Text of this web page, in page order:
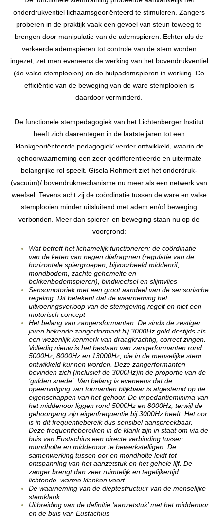
onderdrukventiel lichaamsgeoriënteerd te stimuleren. Zangers
proberen in de praktijk vaak een gevoel van steun teweeg te
brengen door manipulatie van de ademspieren. Echter als de
verkeerde ademspieren tot controle van de stem worden
ingezet, zet men eveneens de werking van het bovendrukventiel
(de valse stemplooien) en de hulpademspieren in werking. De
efficiëntie van de beweging van de ware stemplooien is
daardoor verminderd.
De functionele stempedagogiek van het Lichtenberger Institut
heeft zich daarentegen in de laatste jaren tot een
‘klankgeoriënteerde pedagogiek’ verder ontwikkeld, waarin de
gehoorwaarneming een zeer gedifferentieerde en uitermate
belangrijke rol speelt. Gisela Rohmert ziet het onderdruk-
(vacuüm)/ bovendrukmechanisme nu meer als een netwerk van
weefsel. Tevens acht zij de coördinatie tussen de ware en valse
stemplooien minder uitsluitend met adem en/of beweging
verbonden. Meer dan spieren en beweging staan nu op de
voorgrond:
Wat betreft het lichamelijk functioneren: de coördinatie
van de keten van negen diafragmen (regulatie van de
horizontale spiergroepen, bijvoorbeeld:middenrif,
mondbodem, zachte gehemelte en
bekkenbodemspieren), bindweefsel en slijmvlies
Sensomotoriek met een groot aandeel van de sensorische
regeling. Dit betekent dat de waarneming het
uitvoeringsverloop van de stemgeving regelt en niet een
motorisch concept
Het belang van zangersformanten. De sinds de zestiger
jaren bekende zangerformant bij 3000Hz gold destijds als
een wezenlijk kenmerk van draagkrachtig, correct zingen.
Volledig nieuw is het bestaan van zangerformanten rond
5000Hz, 8000Hz en 13000Hz, die in de menselijke stem
ontwikkeld kunnen worden. Deze zangerformanten
bevinden zich (inclusief de 3000Hz)in de proportie van de
‘gulden snede’. Van belang is eveneens dat de
opeenvolging van formanten blijkbaar is afgestemd op de
eigenschappen van het gehoor. De impedantieminima van
het middenoor liggen rond 5000Hz en 8000Hz, terwijl de
gehoorgang zijn eigenfrequentie bij 3000Hz heeft. Het oor
is in dit frequentiebereik dus sensibel aanspreekbaar.
Deze frequentiebereiken in de klank zijn in staat om via de
buis van Eustachius een directe verbinding tussen
mondholte en middenoor te bewerkstelligen. De
samenwerking tussen oor en mondholte leidt tot
ontspanning van het aanzetstuk en het gehele lijf. De
zanger brengt dan zeer ruimtelijk en tegelijkertijd
lichtende, warme klanken voort
De waarneming van de dieptestructuur van de menselijke
stemklank
Uitbreiding van de definitie ‘aanzetstuk’ met het middenoor
en de buis van Eustachius